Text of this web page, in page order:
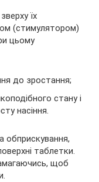
їх
(стимулятором)
цьому
до зростання;
стану і
насіння.
обприскування,
таблетки.
щоб